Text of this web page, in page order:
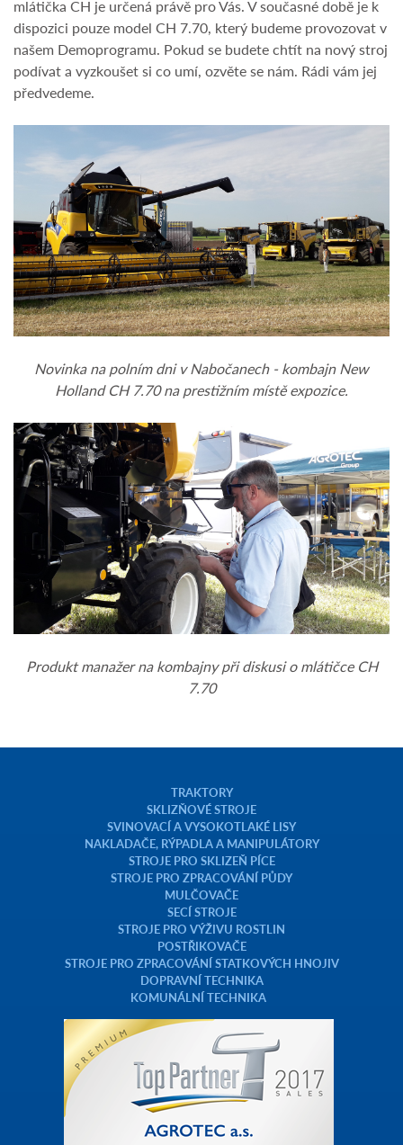
mlátička CH je určená právě pro Vás. V současné době je k
dispozici pouze model CH 7.70, který budeme provozovat v
našem Demoprogramu. Pokud se budete chtít na nový stroj
podívat a vyzkoušet si co umí, ozvěte se nám. Rádi vám jej
předvedeme.
Novinka na polním dni v Nabočanech - kombajn New
Holland CH 7.70 na prestižním místě expozice.
Produkt manažer na kombajny při diskusi o mlátičce CH
7.70
TRAKTORY
SKLIZŇOVÉ STROJE
SVINOVACÍ A VYSOKOTLAKÉ LISY
NAKLADAČE, RÝPADLA A MANIPULÁTORY
STROJE PRO SKLIZEŇ PÍCE
STROJE PRO ZPRACOVÁNÍ PŮDY
MULČOVAČE
SECÍ STROJE
STROJE PRO VÝŽIVU ROSTLIN
POSTŘIKOVAČE
STROJE PRO ZPRACOVÁNÍ STATKOVÝCH HNOJIV
DOPRAVNÍ TECHNIKA
KOMUNÁLNÍ TECHNIKA